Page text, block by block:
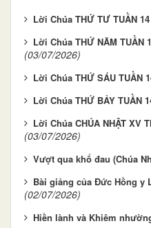
Lời Chúa THỨ TƯ TUẦN
Lời Chúa THỨ NĂM TUẦN
(03/07/2026)
Lời Chúa THỨ SÁU TUẦN
Lời Chúa THỨ BẢY TUẦN
Lời Chúa CHÚA NHẬT XV
(03/07/2026)
Vượt qua khổ đau (Chúa
Bài giảng của Đức Hồng y
(02/07/2026)
Hiền lành và Khiêm